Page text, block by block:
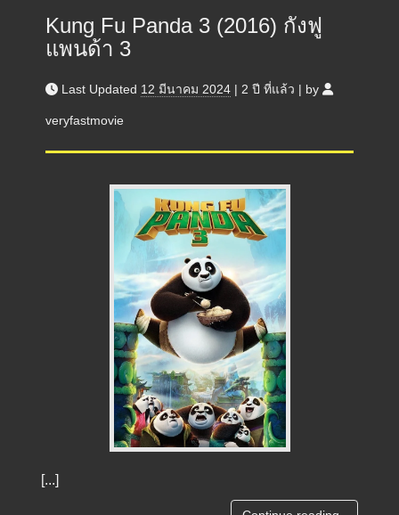
Kung Fu Panda 3 (2016) กังฟู
แพนด้า 3
Last Updated 12 มีนาคม 2024 | 2 ปี ที่แล้ว | by
veryfastmovie
[...]